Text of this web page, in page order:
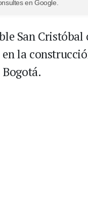
en Google.
San
la